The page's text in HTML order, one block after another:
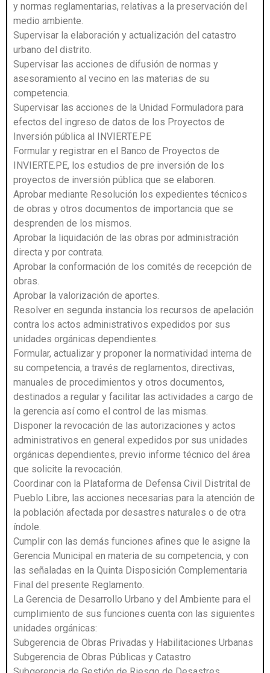
y normas reglamentarias, relativas a la preservación del
medio ambiente.
Supervisar la elaboración y actualización del catastro
urbano del distrito.
Supervisar las acciones de difusión de normas y
asesoramiento al vecino en las materias de su
competencia.
Supervisar las acciones de la Unidad Formuladora para
efectos del ingreso de datos de los Proyectos de
Inversión pública al INVIERTE.PE
Formular y registrar en el Banco de Proyectos de
INVIERTE.PE, los estudios de pre inversión de los
proyectos de inversión pública que se elaboren.
Aprobar mediante Resolución los expedientes técnicos
de obras y otros documentos de importancia que se
desprenden de los mismos.
Aprobar la liquidación de las obras por administración
directa y por contrata.
Aprobar la conformación de los comités de recepción de
obras.
Aprobar la valorización de aportes.
Resolver en segunda instancia los recursos de apelación
contra los actos administrativos expedidos por sus
unidades orgánicas dependientes.
Formular, actualizar y proponer la normatividad interna de
su competencia, a través de reglamentos, directivas,
manuales de procedimientos y otros documentos,
destinados a regular y facilitar las actividades a cargo de
la gerencia así como el control de las mismas.
Disponer la revocación de las autorizaciones y actos
administrativos en general expedidos por sus unidades
orgánicas dependientes, previo informe técnico del área
que solicite la revocación.
Coordinar con la Plataforma de Defensa Civil Distrital de
Pueblo Libre, las acciones necesarias para la atención de
la población afectada por desastres naturales o de otra
índole.
Cumplir con las demás funciones afines que le asigne la
Gerencia Municipal en materia de su competencia, y con
las señaladas en la Quinta Disposición Complementaria
Final del presente Reglamento.
La Gerencia de Desarrollo Urbano y del Ambiente para el
cumplimiento de sus funciones cuenta con las siguientes
unidades orgánicas:
Subgerencia de Obras Privadas y Habilitaciones Urbanas
Subgerencia de Obras Públicas y Catastro